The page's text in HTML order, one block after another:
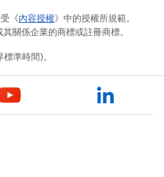
《內容授權》中的授權所規範。
關係企業的商標或註冊商標。
準時間)。